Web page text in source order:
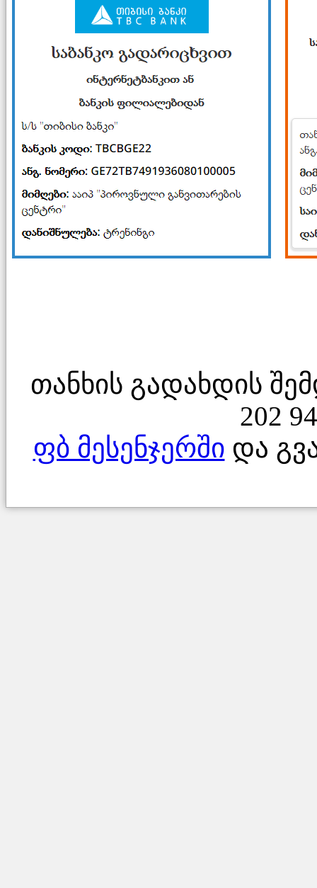
თანხის გადახდის
202
ფბ მესენჯერში და